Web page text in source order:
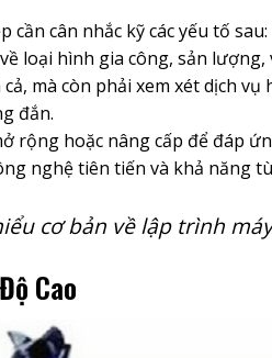
cân nhắc kỹ các yếu tố sau:
loại hình gia công, sản lượng,
mà còn phải xem xét dịch
đắn.
rộng hoặc nâng cấp để đáp
nghệ tiên tiến và khả năng
cơ bản về lập trình
Cao